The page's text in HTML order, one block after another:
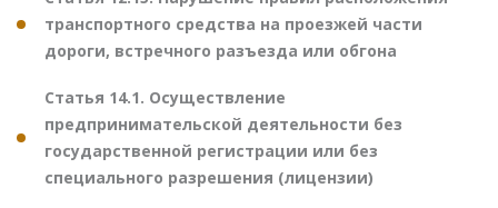
транспортного средства на проезжей части
дороги, встречного разъезда или обгона
Статья 14.1. Осуществление
предпринимательской деятельности без
государственной регистрации или без
специального разрешения (лицензии)